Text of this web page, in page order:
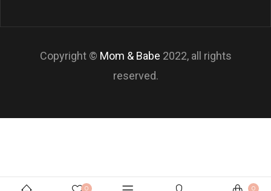
Copyright © Mom & Babe 2022, all rights
reserved.
0 0